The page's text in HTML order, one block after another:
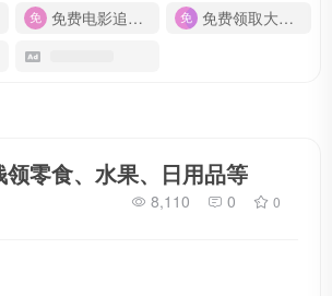
免费电影追剧APP 免费领取大流量卡【500G】
零食、水果、日用品等
8,110 0 0